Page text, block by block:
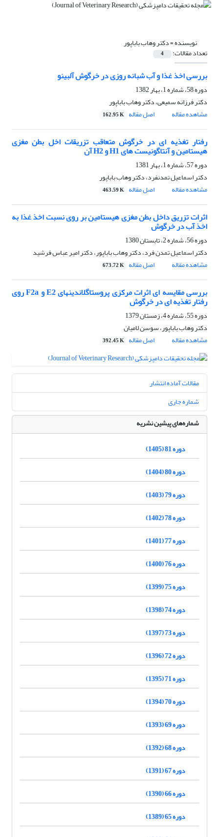
نویسنده =دکتر وهاب باباپور
تعداد مقالات: 4
بررسی اخذ غذا و آب شبانه روزی در خرگوش آلبینو
دوره 58، شماره 1، بهار 1382
دکتر فرزانه سمیعی، دکتر وهاب باباپور
مشاهده مقاله
اصل مقاله 162.95 K
رفتار تغذیه ای در خرگوش متعاقب تزریقات اخل بطن مغزی
هیستامین و آنتاگونیست های H1 و H2 آن
دوره 57، شماره 1، بهار 1381
دکتر اسماعیل تمدنفرد، دکتر وهاب باباپور
مشاهده مقاله
اصل مقاله 463.59 K
اثرات تزریق داخل بطن مغزی هیستامین بر روی نسبت اخذ غذا به
اخذ آب در خرگوش
دوره 56، شماره 2، تابستان 1380
دکتر اسماعیل تمدن فرد، دکتر وهاب باباپور، دکتر امیر عباس فرشید
مشاهده مقاله
اصل مقاله 673.72 K
بررسی مقایسه ای اثرات مرکزی پروستاگلاندینهای E2 و F2a روی
رفتار تغذیه ای در خرگوش
دوره 55، شماره 4، زمستان 1379
دکتر وهاب باباپور، سوسن لامیان
مشاهده مقاله
اصل مقاله 392.45 K
مقالات آماده انتشار
شماره جاری
شماره‌های پیشین نشریه
دوره 81 (1405)
دوره 80 (1404)
دوره 79 (1403)
دوره 78 (1402)
دوره 77 (1401)
دوره 76 (1400)
دوره 75 (1399)
دوره 74 (1398)
دوره 73 (1397)
دوره 72 (1396)
دوره 71 (1395)
دوره 70 (1394)
دوره 69 (1393)
دوره 68 (1392)
دوره 67 (1391)
دوره 66 (1390)
دوره 65 (1389)